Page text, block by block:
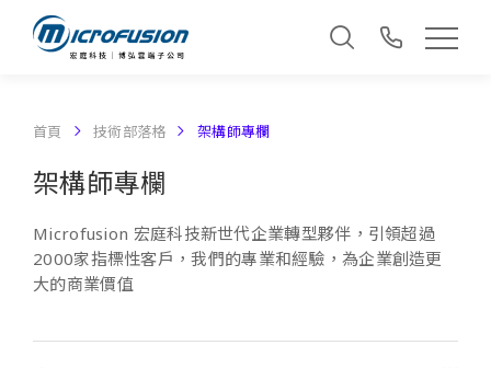
首頁 技術部落格 架構師專欄
架構師專欄
Microfusion 宏庭科技新世代企業轉型夥伴，引領超過
2000家指標性客戶，我們的專業和經驗，為企業創造更
大的商業價值